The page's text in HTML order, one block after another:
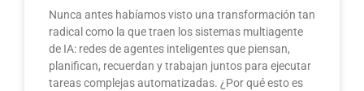
Nunca antes habíamos visto una transformación tan
radical como la que traen los sistemas multiagente
de IA: redes de agentes inteligentes que piensan,
planifican, recuerdan y trabajan juntos para ejecutar
tareas complejas automatizadas. ¿Por qué esto es